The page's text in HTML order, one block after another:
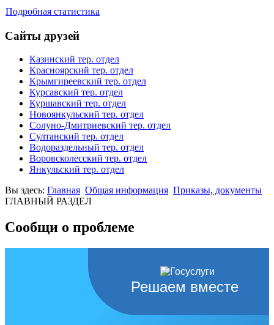
Подробная статистика
Сайты друзей
Казинский тер. отдел
Красноярский тер. отдел
Крымгиреевский тер. отдел
Курсавский тер. отдел
Куршавский тер. отдел
Новоянкульский тер. отдел
Солуно-Дмитриевский тер. отдел
Султанский тер. отдел
Водораздельный тер. отдел
Воровсколесский тер. отдел
Янкульский тер. отдел
Вы здесь: Главная Общая информация Приказы, документы
ГЛАВНЫЙ РАЗДЕЛ
Сообщи о проблеме
Решаем вместе